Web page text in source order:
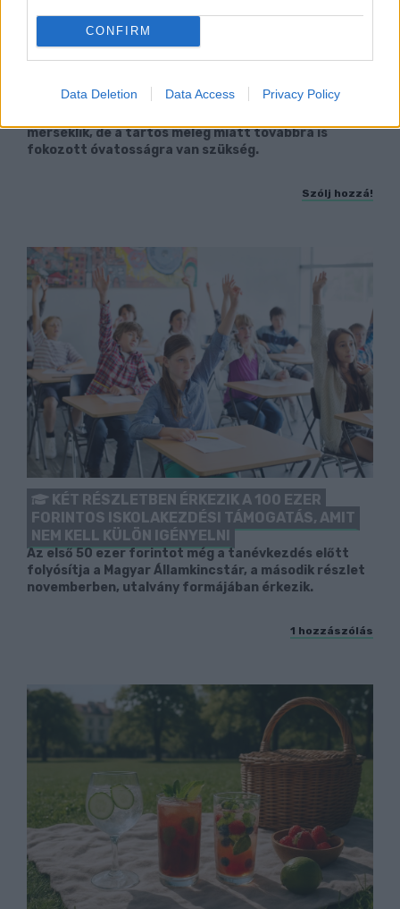
CONFIRM
Data Deletion Data Access Privacy Policy
KÁNIKULA 2026 - ENYHÜL A HŐSÉG, DE MÉG
MÁSODFOKÚ RIASZTÁS LESZ ÉRVÉNYBEN
mérséklik, de a tartós meleg miatt továbbra is
fokozott óvatosságra van szükség.
Szólj hozzá!
KÉT RÉSZLETBEN ÉRKEZIK A 100 EZER
FORINTOS ISKOLAKEZDÉSI TÁMOGATÁS, AMIT
NEM KELL KÜLÖN IGÉNYELNI
Az első 50 ezer forintot még a tanévkezdés előtt
folyósítja a Magyar Államkincstár, a második részlet
novemberben, utalvány formájában érkezik.
1 hozzászólás